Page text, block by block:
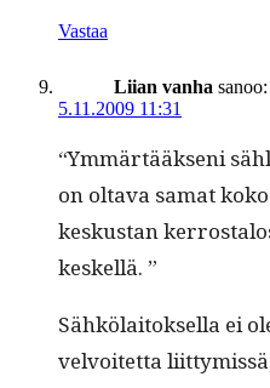
Vastaa
Liian vanha sanoo:
5.11.2009 11:31
“Ymmärtääk­seni
on olta­va samat
keskus­tan
keskellä. ”
Sähkölaitok­sel­la ei
velvoitet­ta